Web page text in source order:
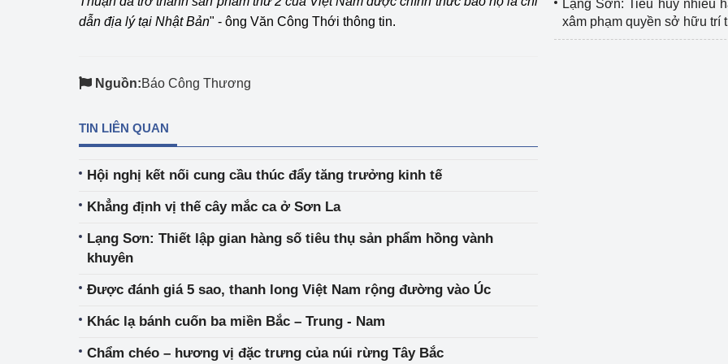
dẫn địa lý tại Nhật Bản" - ông Văn Công Thới thông tin.
Nguồn:Báo Công Thương
TIN LIÊN QUAN
Hội nghị kết nối cung cầu thúc đẩy tăng trưởng kinh tế
Khẳng định vị thế cây mắc ca ở Sơn La
Lạng Sơn: Thiết lập gian hàng số tiêu thụ sản phẩm hồng vành
khuyên
Được đánh giá 5 sao, thanh long Việt Nam rộng đường vào Úc
Khác lạ bánh cuốn ba miền Bắc – Trung - Nam
Chẩm chéo – hương vị đặc trưng của núi rừng Tây Bắc
Lạng Sơn: Tiêu hủy nhiều
xâm phạm quyền sở hữu trí